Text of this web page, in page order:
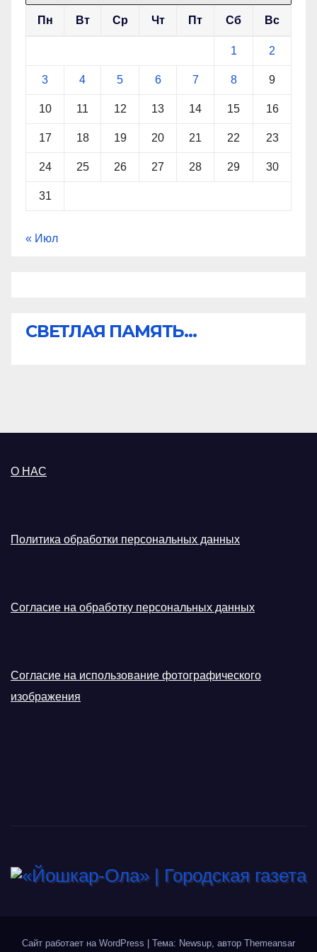
Пн Вт Ср Чт Пт Сб Вс
1 2
3 4 5 6 7 8 9
10 11 12 13 14 15 16
17 18 19 20 21 22 23
24 25 26 27 28 29 30
31
« Июл
СВЕТЛАЯ ПАМЯТЬ...
О НАС
Политика обработки персональных данных
Согласие на обработку персональных данных
Согласие на использование фотографического
изображения
Сайт работает на WordPress Тема: Newsup, автор Themeansar